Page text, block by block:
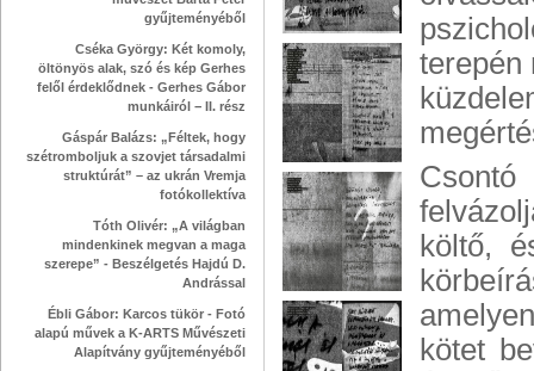
gyűjteményéből
Cséka György: Két komoly,
öltönyös alak, szó és kép Gerhes
felől érdeklődnek - Gerhes Gábor
munkáiról − II. rész
Gáspár Balázs: „Féltek, hogy
szétromboljuk a szovjet társadalmi
struktúrát” – az ukrán Vremja
fotókollektíva
Tóth Olivér: „A világban
mindenkinek megvan a maga
szerepe” - Beszélgetés Hajdú D.
Andrással
Ébli Gábor: Karcos tükör - Fotó
alapú művek a K-ARTS Művészeti
Alapítvány gyűjteményéből
terepén
Csontó
költő,
kötet